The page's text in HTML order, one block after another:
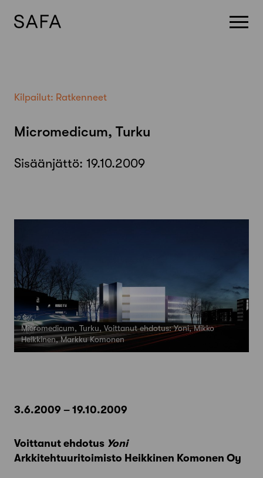
Kilpailut: Ratkenneet
Micromedicum, Turku
Sisäänjättö: 19.10.2009
Micromedicum, Turku, Voittanut ehdotus: Yoni, Mikko
Heikkinen, Markku Komonen
3.6.2009 – 19.10.2009
Voittanut ehdotus Yoni
Arkkitehtuuritoimisto Heikkinen Komonen Oy